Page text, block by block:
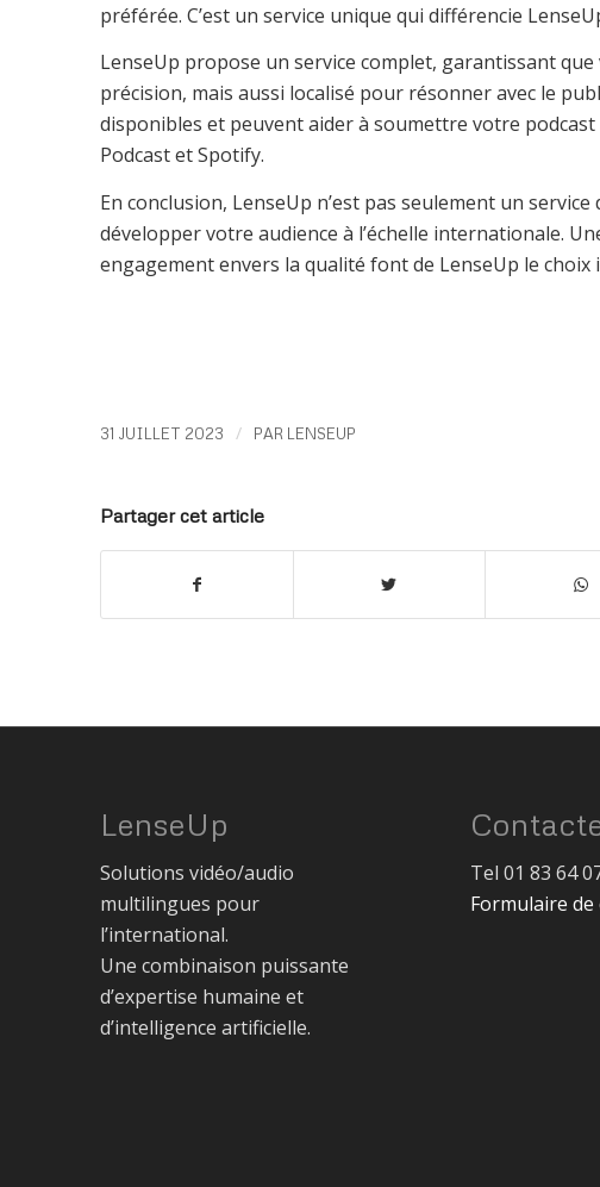
préférée. C’est un service unique qui différencie
LenseUp propose un service complet, garantissant
précision, mais aussi localisé pour résonner avec le
disponibles et peuvent aider à soumettre votre
Podcast et Spotify.
En conclusion, LenseUp n’est pas seulement un
développer votre audience à l’échelle internationale.
engagement envers la qualité font de LenseUp le
31 JUILLET 2023 / PAR LENSEUP
Partager cet article
LenseUp
Solutions vidéo/audio
multilingues pour
l’international.
Une combinaison puissante
d’expertise humaine et
d’intelligence artificielle.
Tel 01 83 64
Formulaire